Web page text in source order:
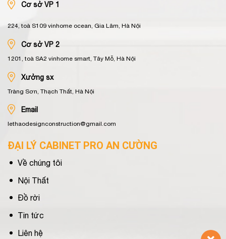
Cơ sở VP 1
224, toà S109 vinhome ocean, Gia Lâm, Hà Nội
Cơ sở VP 2
1201, toà SA2 vinhome smart, Tây Mỗ, Hà Nội
Xưởng sx
Tràng Sơn, Thạch Thất, Hà Nội
Email
lethaodesignconstruction@gmail.com
ĐẠI LÝ CABINET PRO AN CƯỜNG
Về chúng tôi
Nội Thất
Đồ rời
Tin tức
Liên hệ